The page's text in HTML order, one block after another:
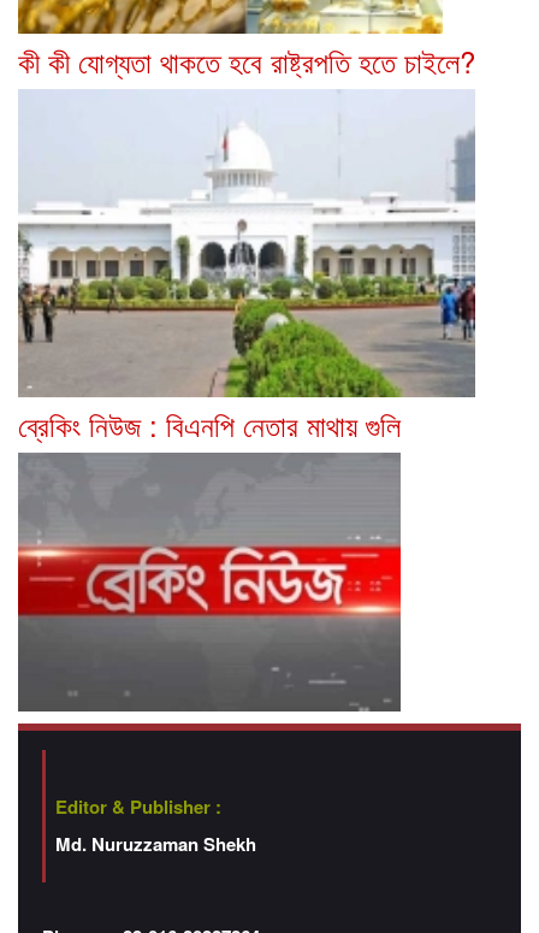
কী কী যোগ্যতা থাকতে হবে রাষ্ট্রপতি হতে চাইলে?
ব্রেকিং নিউজ : বিএনপি নেতার মাথায় গুলি
Editor & Publisher :
Md. Nuruzzaman Shekh